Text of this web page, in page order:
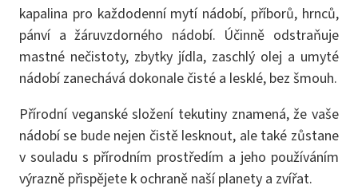
kapalina pro každodenní mytí nádobí, příborů, hrnců,
pánví a žáruvzdorného nádobí. Účinně odstraňuje
mastné nečistoty, zbytky jídla, zaschlý olej a umyté
nádobí zanechává dokonale čisté a lesklé, bez šmouh.
Přírodní veganské složení tekutiny znamená, že vaše
nádobí se bude nejen čistě lesknout, ale také zůstane
v souladu s přírodním prostředím a jeho používáním
výrazně přispějete k ochraně naší planety a zvířat.